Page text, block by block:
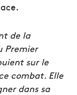
de la
Premier
sur le
combat. Elle
dans sa